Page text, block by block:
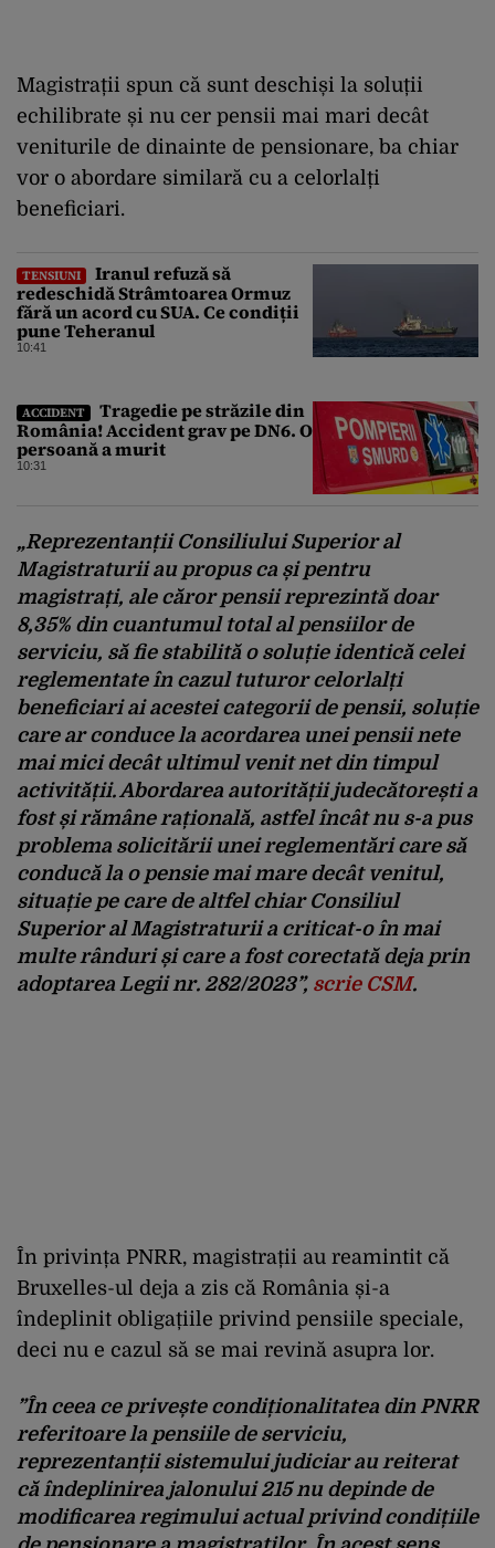
Magistrații spun că sunt deschiși la soluții
echilibrate și nu cer pensii mai mari decât
veniturile de dinainte de pensionare, ba chiar
vor o abordare similară cu a celorlalți
beneficiari.
TENSIUNI
Iranul refuză să
redeschidă Strâmtoarea Ormuz
fără un acord cu SUA. Ce condiții
pune Teheranul
10:41
ACCIDENT
Tragedie pe străzile din
România! Accident grav pe DN6. O
persoană a murit
10:31
„Reprezentanții Consiliului Superior al
Magistraturii au propus ca și pentru
magistrați, ale căror pensii reprezintă doar
8,35% din cuantumul total al pensiilor de
serviciu, să fie stabilită o soluție identică celei
reglementate în cazul tuturor celorlalți
beneficiari ai acestei categorii de pensii, soluție
care ar conduce la acordarea unei pensii nete
mai mici decât ultimul venit net din timpul
activității. Abordarea autorității judecătorești a
fost și rămâne rațională, astfel încât nu s-a pus
problema solicitării unei reglementări care să
conducă la o pensie mai mare decât venitul,
situație pe care de altfel chiar Consiliul
Superior al Magistraturii a criticat-o în mai
multe rânduri și care a fost corectată deja prin
adoptarea Legii nr. 282/2023”, scrie CSM.
În privința PNRR, magistrații au reamintit că
Bruxelles-ul deja a zis că România și-a
îndeplinit obligațiile privind pensiile speciale,
deci nu e cazul să se mai revină asupra lor.
”În ceea ce privește condiționalitatea din PNRR
referitoare la pensiile de serviciu,
reprezentanții sistemului judiciar au reiterat
că îndeplinirea jalonului 215 nu depinde de
modificarea regimului actual privind condițiile